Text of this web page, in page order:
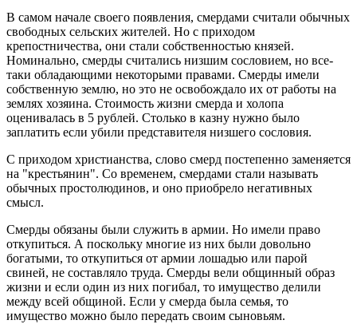
В самом начале своего появления, смердами считали обычных
свободных сельских жителей. Но с приходом
крепостничества, они стали собственностью князей.
Номинально, смерды считались низшим сословием, но все-
таки обладающими некоторыми правами. Смерды имели
собственную землю, но это не освобождало их от работы на
землях хозяина. Стоимость жизни смерда и холопа
оценивалась в 5 рублей. Столько в казну нужно было
заплатить если убили представителя низшего сословия.
С приходом христианства, слово смерд постепенно заменяется
на "крестьянин". Со временем, смердами стали называть
обычных простолюдинов, и оно приобрело негативных
смысл.
Смерды обязаны были служить в армии. Но имели право
откупиться. А поскольку многие из них были довольно
богатыми, то откупиться от армии лошадью или парой
свиней, не составляло труда. Смерды вели общинный образ
жизни и если один из них погибал, то имущество делили
между всей общиной. Если у смерда была семья, то
имущество можно было передать своим сыновьям.